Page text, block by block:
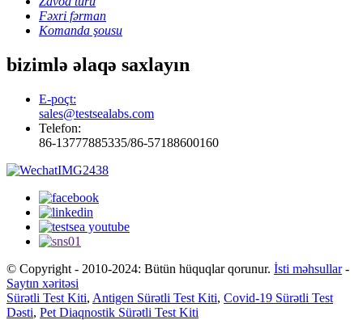
Fəxri fərman
Komanda şousu
bizimlə əlaqə saxlayın
E-poçt:
sales@testsealabs.com
Telefon:
86-13777885335/86-57188600160
© Copyright - 2010-2024: Bütün hüquqlar qorunur. İsti məhsullar-
Saytın xəritəsi
Sürətli Test Kiti, Antigen Sürətli Test Kiti, Covid-19 Sürətli Test
Dəsti, Pet Diaqnostik Sürətli Test Kiti